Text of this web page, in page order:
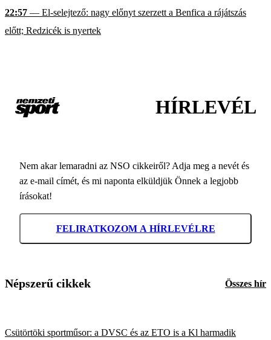
22:57 — El-selejtező: nagy előnyt szerzett a Benfica a rájátszás
előtt; Redzicék is nyertek
HÍRLEVÉL
Nem akar lemaradni az NSO cikkeiről? Adja meg a nevét és
az e-mail címét, és mi naponta elküldjük Önnek a legjobb
írásokat!
FELIRATKOZOM A HÍRLEVÉLRE
Népszerű cikkek Összes hír
Csütörtöki sportműsor: a DVSC és az ETO is a Kl harmadik